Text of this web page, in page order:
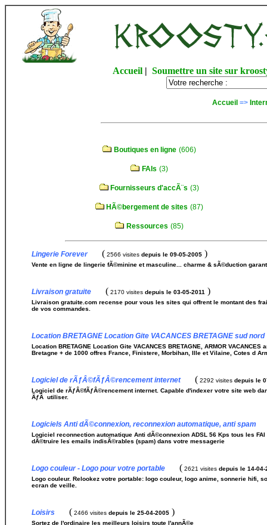
Accueil |Soumettre un site sur
Accueil =>
Boutiques en ligne (606)
FAIs (3)
Fournisseurs d'accÃ¨s (3)
HÃ©bergement de sites (87)
Ressources (85)
Lingerie Forever( 2566 visites depuis le 09-05-2005 )
Vente en ligne de lingerie fÃ©minine et masculine... charme & sÃ©duction
Livraison gratuite ( 2170 visites depuis le 03-05-2011 )
Livraison gratuite.com recense pour vous les sites qui offrent le montant des
de vos commandes.
Location BRETAGNE Location Gite VACANCES BRETAGNE sud nord
Location BRETAGNE Location Gite VACANCES BRETAGNE, ARMOR
Bretagne + de 1000 offres France, Finistere, Morbihan, Ille et Vilaine, Cotes d
Logiciel de rÃƒÂ©fÃƒÂ©rencement internet( 2292 visites depuis le
Logiciel de rÃƒÂ©fÃƒÂ©rencement internet. Capable d'indexer votre site web
ÃƒÂ utiliser.
Logiciels Anti dÃ©connexion, reconnexion automatique, anti spam
Logiciel reconnection automatique Anti dÃ©connexion ADSL 56 Kps tous les
dÃ©truire les emails indisÃ©rables (spam) dans votre messagerie
Logo couleur - Logo pour votre portable ( 2621 visites depuis le 14-04-
Logo couleur. Relookez votre portable: logo couleur, logo anime, sonnerie hifi,
ecran de veille.
Loisirs ( 2466 visites depuis le 25-04-2005 )
Sortez de l'ordinaire les meilleurs loisirs toute l'annÃ©e